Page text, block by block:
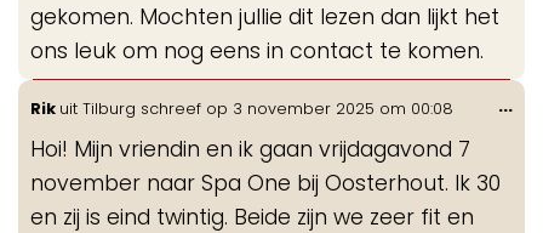
gekomen. Mochten jullie dit lezen dan lijkt het
ons leuk om nog eens in contact te komen.
Rik uit Tilburg schreef op 3 november 2025 om 00:08
Hoi! Mijn vriendin en ik gaan vrijdagavond 7
november naar Spa One bij Oosterhout. Ik 30
en zij is eind twintig. Beide zijn we zeer fit en
...